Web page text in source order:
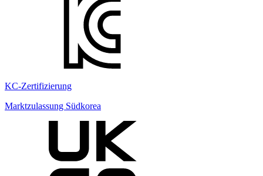
KC-Zertifizierung
Marktzulassung Südkorea